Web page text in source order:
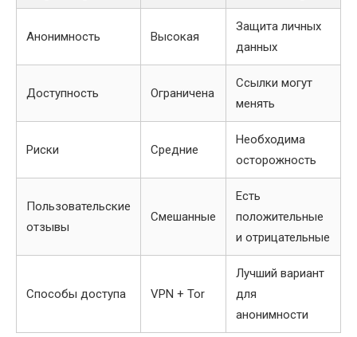
Анонимность Высокая
Защита личных
данных
Доступность Ограничена
Ссылки могут
менять
Риски Средние
Необходима
осторожность
Пользовательские
отзывы
Смешанные
Есть
положительные
и отрицательные
Способы доступа VPN + Tor
Лучший вариант
для
анонимности